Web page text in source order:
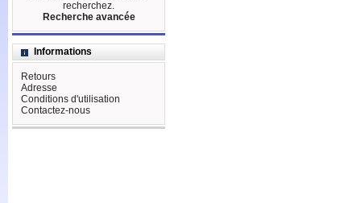
recherchez.
Recherche avancée
Informations
Retours
Adresse
Conditions d'utilisation
Contactez-nous